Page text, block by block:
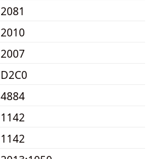
2081
2010
2007
D2C0
4884
1142
1142